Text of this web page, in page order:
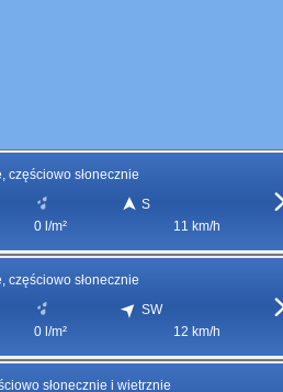
częściowo słonecznie
0 l/m²
S
11 km/h
częściowo słonecznie
0 l/m²
SW
12 km/h
słonecznie i wietrznie